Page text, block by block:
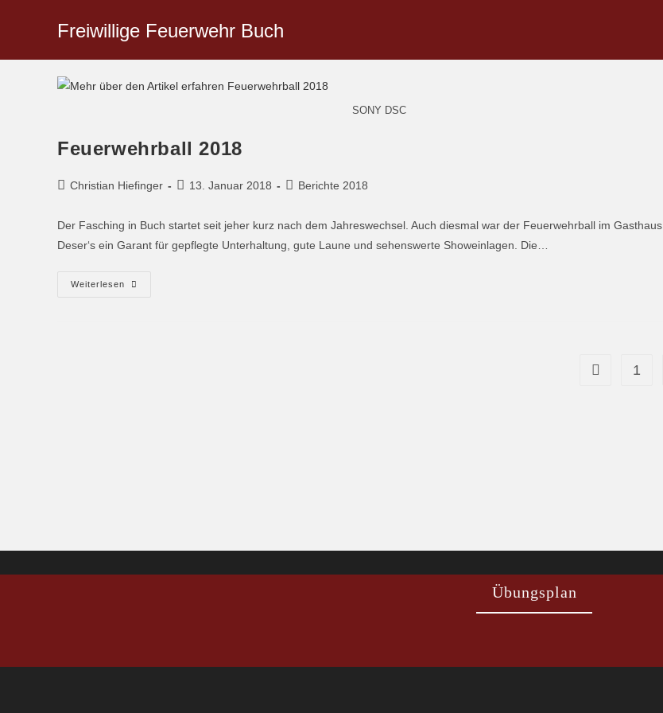
Freiwillige Feuerwehr Buch
SONY DSC
Feuerwehrball 2018
Christian Hiefinger 13. Januar 2018 Berichte 2018
Der Fasching in Buch startet seit jeher kurz nach dem Jahreswechsel. Auch diesmal war der Feuerwehrball im Gasthaus
Deser‘s ein Garant für gepflegte Unterhaltung, gute Laune und sehenswerte Showeinlagen. Die…
Weiterlesen
1
Übungsplan